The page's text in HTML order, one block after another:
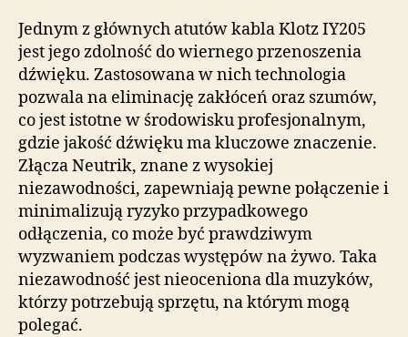
Jednym z głównych atutów kabla Klotz IY205
jest jego zdolność do wiernego przenoszenia
dźwięku. Zastosowana w nich technologia
pozwala na eliminację zakłóceń oraz szumów,
co jest istotne w środowisku profesjonalnym,
gdzie jakość dźwięku ma kluczowe znaczenie.
Złącza Neutrik, znane z wysokiej
niezawodności, zapewniają pewne połączenie i
minimalizują ryzyko przypadkowego
odłączenia, co może być prawdziwym
wyzwaniem podczas występów na żywo. Taka
niezawodność jest nieoceniona dla muzyków,
którzy potrzebują sprzętu, na którym mogą
polegać.